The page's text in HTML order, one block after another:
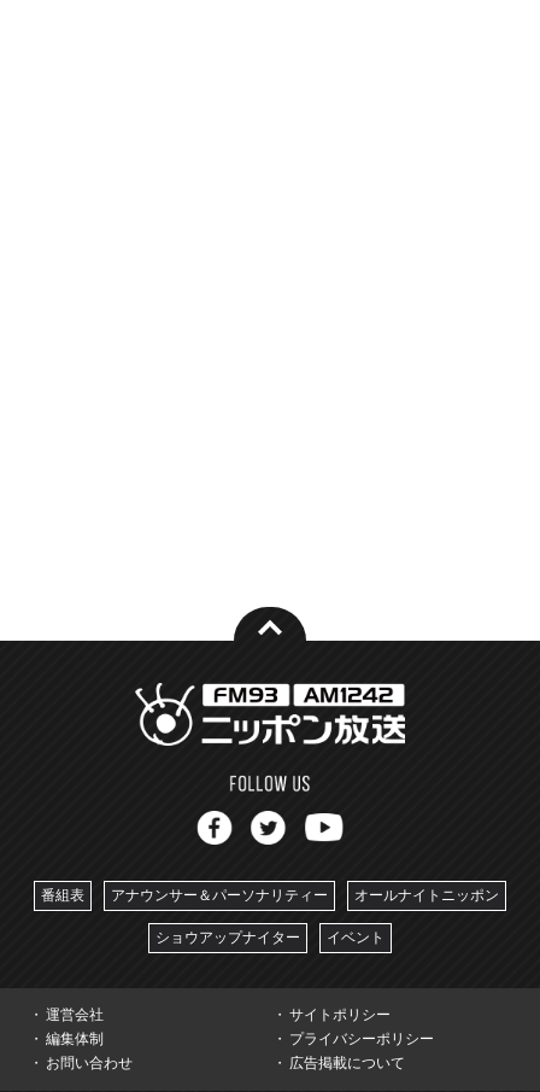
番組表 アナウンサー＆パーソナリティー オールナイトニッポン
ショウアップナイター イベント
運営会社
サイトポリシー
編集体制
プライバシーポリシー
お問い合わせ
広告掲載について